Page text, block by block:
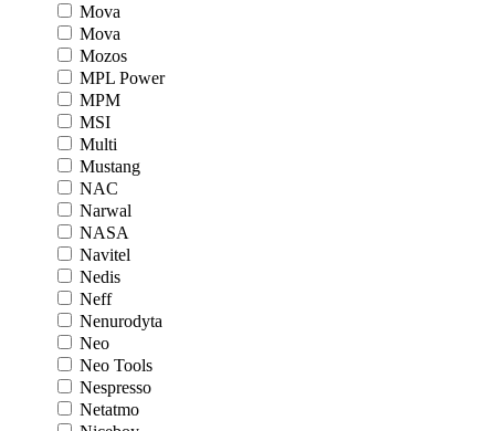
Mova
Mova
Mozos
MPL Power
MPM
MSI
Multi
Mustang
NAC
Narwal
NASA
Navitel
Nedis
Neff
Nenurodyta
Neo
Neo Tools
Nespresso
Netatmo